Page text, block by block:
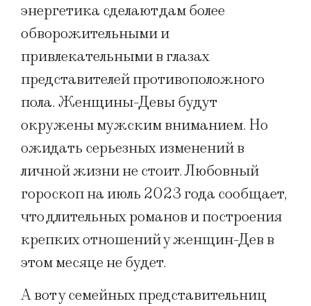
энергетика сделают дам более
обворожительными и
привлекательными в глазах
представителей противоположного
пола. Женщины-Девы будут
окружены мужским вниманием. Но
ожидать серьезных изменений в
личной жизни не стоит. Любовный
гороскоп на июль 2023 года сообщает,
что длительных романов и построения
крепких отношений у женщин-Дев в
этом месяце не будет.
А вот у семейных представительниц